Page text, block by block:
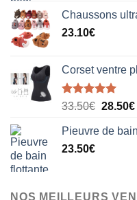
était :
Chaussons
23.10€
Corset ventre
Note5.00
33.50€ Le
initial
28.50€
Pieuvre de
23.50€
NOS MEILLEURS